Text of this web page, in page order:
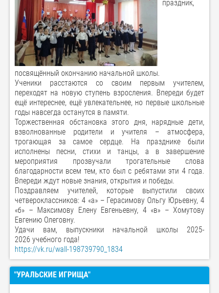
праздник,
посвящëнный окончанию начальной школы.
Ученики расстаются со своим первым учителем,
переходят на новую ступень взросления. Впереди будет
ещё интереснее, ещё увлекательнее, но первые школьные
годы навсегда останутся в памяти.
Торжественная обстановка этого дня, нарядные дети,
взволнованные родители и учителя – атмосфера,
трогающая за самое сердце. На празднике были
исполнены песни, стихи и танцы, а в завершение
мероприятия прозвучали трогательные слова
благодарности всем тем, кто был с ребятами эти 4 года.
Впереди ждут новые знания, открытия и победы.
Поздравляем учителей, которые выпустили своих
четвероклассников: 4 «а» – Герасимову Ольгу Юрьевну, 4
«б» – Максимову Елену Евгеньевну, 4 «в» – Хомутову
Евгению Олеговну.
Удачи вам, выпускники начальной школы 2025-
2026 учебного года!
https://vk.ru/wall-198739790_1834
"УРАЛЬСКИЕ ИГРИЩА"